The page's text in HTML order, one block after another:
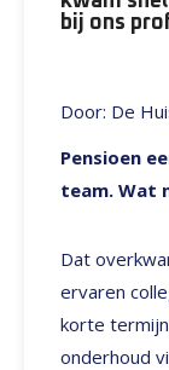
bij ons
Door: De
Pensioen
team. Wat
Dat
ervaren
korte
onderhoud